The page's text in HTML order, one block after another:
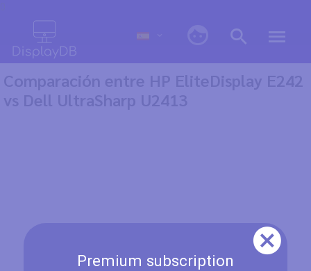
Premium subscription
Comparación entre HP EliteDisplay E242
vs Dell UltraSharp U2413